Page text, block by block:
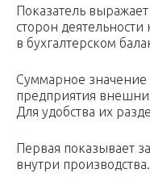
Показатель
сторон
в бухгалтерском
Суммарное значение
предприятия
Для удобства их
Первая показывает
внутри производства.